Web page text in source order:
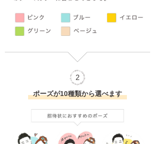
2
ポーズが10種類から選べます